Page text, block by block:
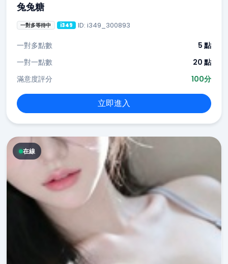
兔兔糖
一對多等待中 i349 ID: i349_300893
一對多點數
5 點
一對一點數
20 點
滿意度評分
100分
立即進入
在線